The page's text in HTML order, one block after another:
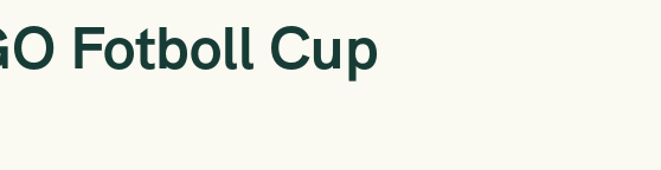
Fotboll Cup